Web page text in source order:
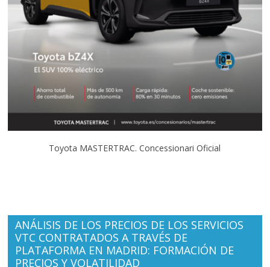
Toyota MASTERTRAC. Concessionari Oficial
ANÁLISIS DE LOS PRECIOS DE LOS SERVICIOS
VTC CONTRATADOS A TRAVÉS DE
PLATAFORMA EN MADRID: FORMACIÓN DE
PRECIOS Y VOLATILIDAD